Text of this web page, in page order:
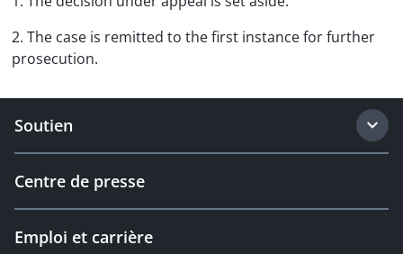
2. The case is remitted to the first instance for further
prosecution.
Soutien
Centre de presse
Emploi et carrière